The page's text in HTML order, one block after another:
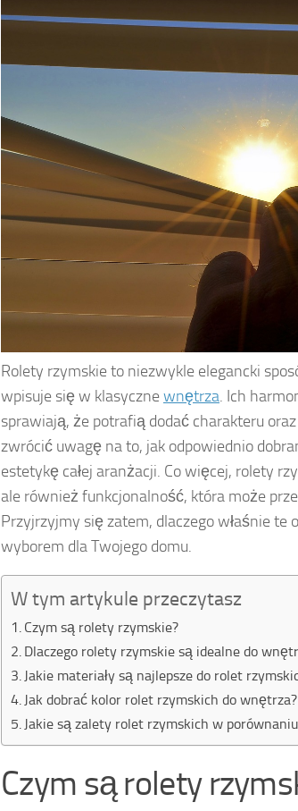
Rolety rzymskie to niezwykle elegancki
wpisuje się w klasycznewnętrza. Ich
sprawiają, że potrafią dodać charakteru
zwrócić uwagę na to, jak odpowiednio
estetykę całej aranżacji. Co więcej, rolety
ale również funkcjonalność, która może
Przyjrzyjmy się zatem, dlaczego właśnie te
wyborem dla Twojego domu.
W tym artykule przeczytasz
Czym są rolety rzymskie?
Dlaczego rolety rzymskie są idealne do
Jakie materiały są najlepsze do rolet
Jak dobrać kolor rolet rzymskich do wnętrza?
Jakie są zalety rolet rzymskich w
Czym są rolety